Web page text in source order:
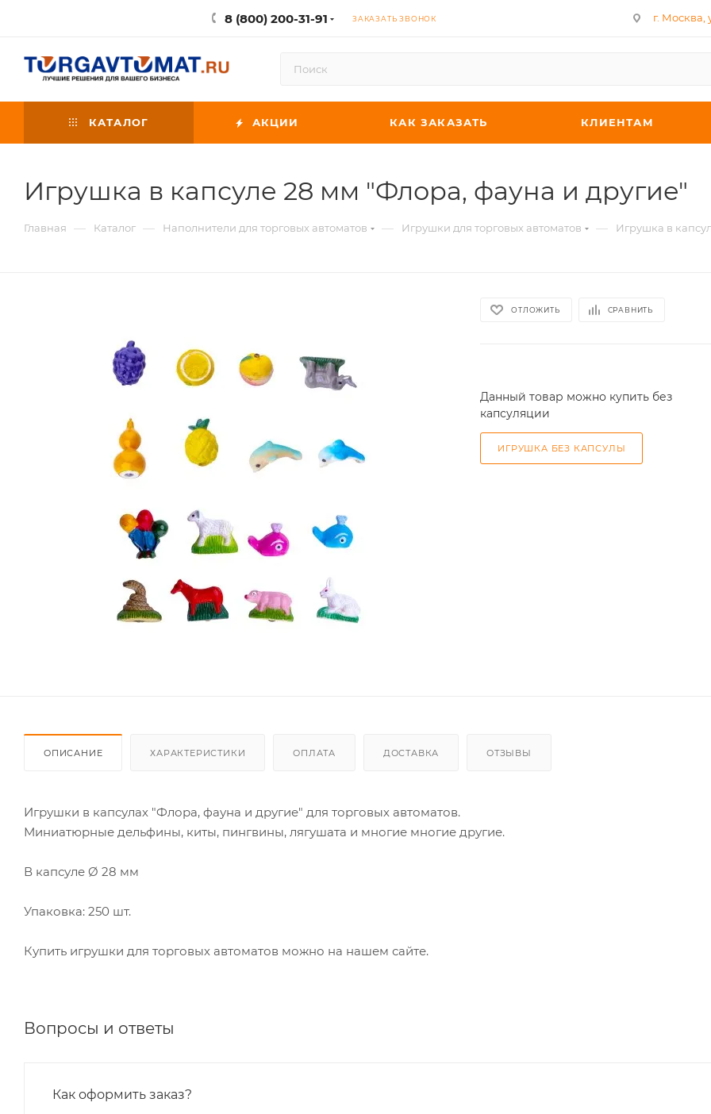
8 (800) 200-31-91 ЗАКАЗАТЬ ЗВОНОК г. Москва,
КАТАЛОГ АКЦИИ КАК ЗАКАЗАТЬ КЛИЕНТАМ
Игрушка в капсуле 28 мм "Флора, фауна и другие"
Главная — Каталог — Наполнители для торговых автоматов — Игрушки для торговых автоматов — Игрушка в
ОТЛОЖИТЬ СРАВНИТЬ
Данный товар можно купить без
капсуляции
ИГРУШКА БЕЗ КАПСУЛЫ
ОПИСАНИЕ ХАРАКТЕРИСТИКИ ОПЛАТА ДОСТАВКА ОТЗЫВЫ
Игрушки в капсулах "Флора, фауна и другие" для торговых автоматов.
Миниатюрные дельфины, киты, пингвины, лягушата и многие многие другие.
В капсуле Ø 28 мм
Упаковка: 250 шт.
Купить игрушки для торговых автоматов можно на нашем сайте.
Вопросы и ответы
Как оформить заказ?